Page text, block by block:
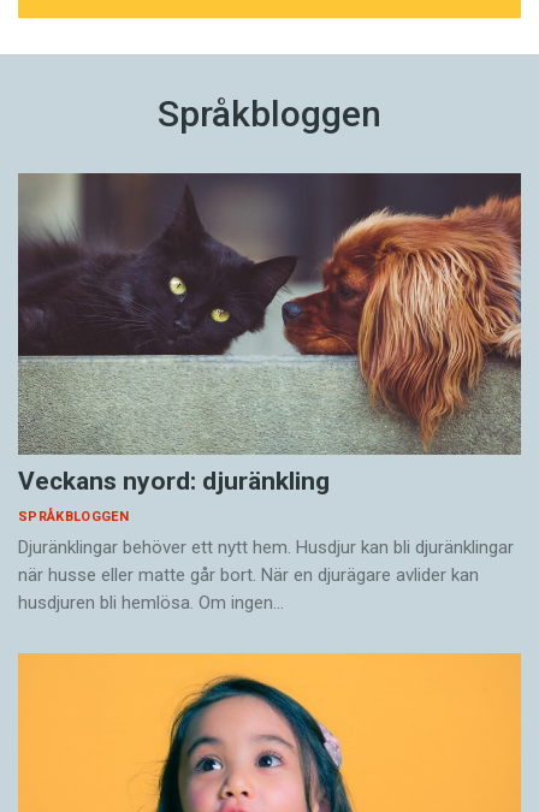
Språkbloggen
Veckans nyord: djuränkling
SPRÅKBLOGGEN
Djuränklingar behöver ett nytt hem. Husdjur kan bli djuränklingar
när husse eller matte går bort. När en djurägare avlider kan
husdjuren bli hemlösa. Om ingen…